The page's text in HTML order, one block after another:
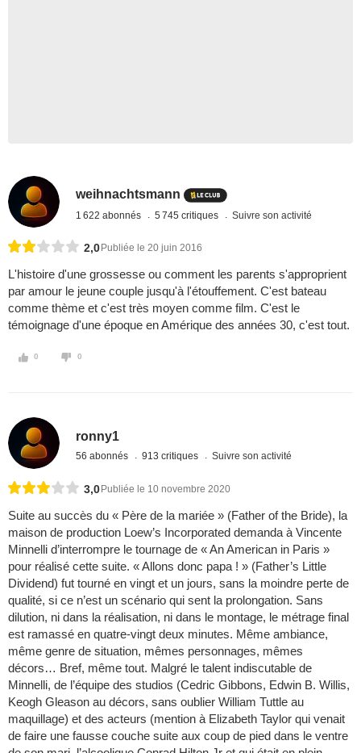
weihnachtsmann
1 622 abonnés 5 745 critiques Suivre son activité
2,0 Publiée le 20 juin 2016
L'histoire d'une grossesse ou comment les parents s'approprient
par amour le jeune couple jusqu'à l'étouffement. C'est bateau
comme thème et c'est très moyen comme film. C'est le
témoignage d'une époque en Amérique des années 30, c'est tout.
0 0
ronny1
56 abonnés 913 critiques Suivre son activité
3,0 Publiée le 10 novembre 2020
Suite au succès du « Père de la mariée » (Father of the Bride), la
maison de production Loew’s Incorporated demanda à Vincente
Minnelli d’interrompre le tournage de « An American in Paris »
pour réalisé cette suite. « Allons donc papa ! » (Father’s Little
Dividend) fut tourné en vingt et un jours, sans la moindre perte de
qualité, si ce n’est un scénario qui sent la prolongation. Sans
dilution, ni dans la réalisation, ni dans le montage, le métrage final
est ramassé en quatre-vingt deux minutes. Même ambiance,
même genre de situation, mêmes personnages, mêmes
décors… Bref, même tout. Malgré le talent indiscutable de
Minnelli, de l’équipe des studios (Cedric Gibbons, Edwin B. Willis,
Keogh Gleason au décors, sans oublier William Tuttle au
maquillage) et des acteurs (mention à Elizabeth Taylor qui venait
de faire une fausse couche suite aux coup de pied dans le ventre